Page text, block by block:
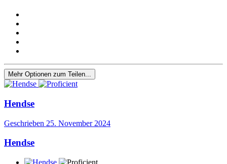
Mehr Optionen zum Teilen...
Hendse
Geschrieben 25. November 2024
Hendse